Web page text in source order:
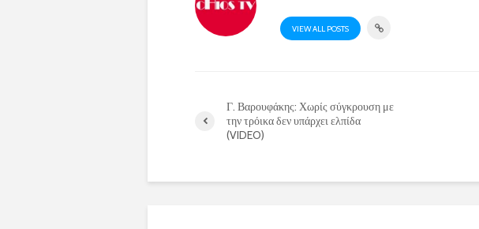
VIEW ALL POSTS
Γ. Βαρουφάκης: Χωρίς σύγκρουση με
την τρόικα δεν υπάρχει ελπίδα
(VIDEO)